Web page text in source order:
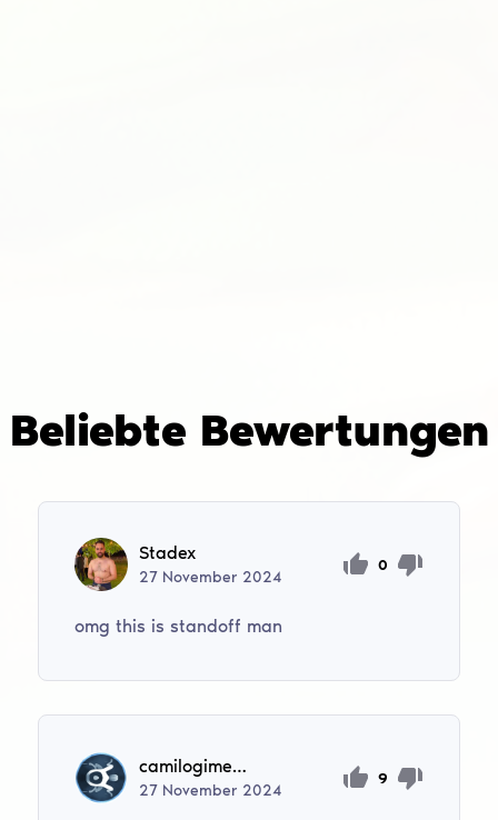
Beliebte Bewertungen
Stadex
27 November 2024
0
omg this is standoff man
camilogimenez360
27 November 2024
9